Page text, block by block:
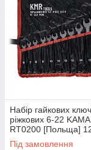
Набір гайкових
ріжкових 6-22
RT0200 [Польща]
Під замовлення